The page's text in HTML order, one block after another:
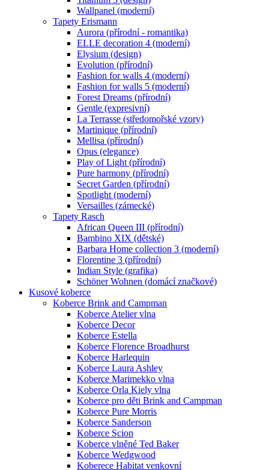
Wallpanel (moderní)
Tapety Erismann
Aurora (přírodní - romantika)
ELLE decoration 4 (moderní)
Elysium (design)
Evolution (přírodní)
Fashion for walls 4 (moderní)
Fashion for walls 5 (moderní)
Forest Dreams (přírodní)
Gentle (expresivní)
La Terrasse (středomořské vzory)
Martinique (přírodní)
Mellisa (přírodní)
Opus (elegance)
Play of Light (přírodní)
Pure harmony (přírodní)
Secret Garden (přírodní)
Spotlight (moderní)
Versailles (zámecké)
Tapety Rasch
African Queen III (přírodní)
Bambino XIX (dětské)
Barbara Home collection 3 (moderní)
Florentine 3 (přírodní)
Indian Style (grafika)
Schöner Wohnen (domácí značkové)
Kusové koberce
Koberce Brink and Campman
Koberce Atelier vlna
Koberce Decor
Koberce Estella
Koberce Florence Broadhurst
Koberce Harlequin
Koberce Laura Ashley
Koberce Marimekko vlna
Koberce Orla Kiely vlna
Koberce pro děti Brink and Campman
Koberce Pure Morris
Koberce Sanderson
Koberce Scion
Koberce vlněné Ted Baker
Koberce Wedgwood
Koberece Habitat venkovní